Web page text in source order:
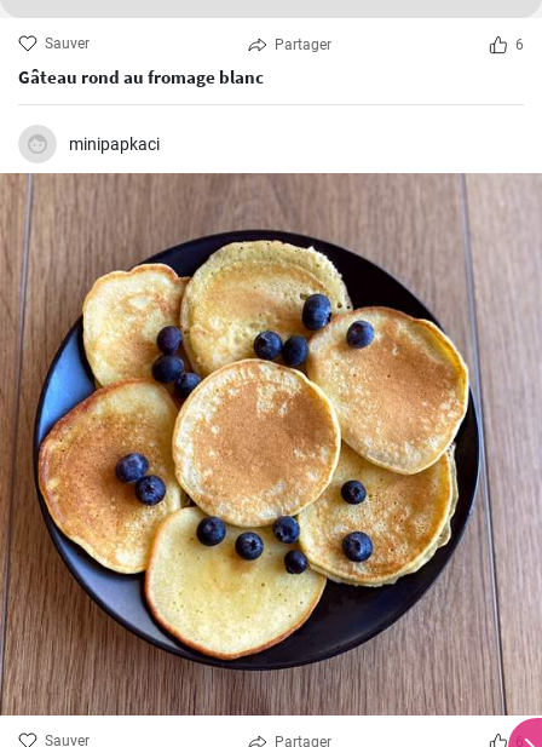
Sauver Partager 6
Gâteau rond au fromage blanc
minipapkaci
Sauver Partager 6